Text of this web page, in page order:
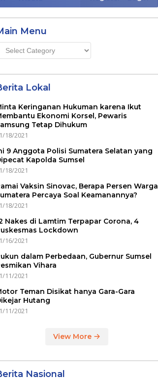
Menu
Main
Lokal
Keringanan Hukuman karena Ikut
Ekonomi Korsel, Pewaris
Tetap Dihukum
18/2021
9 Anggota Polisi Sumatera Selatan yang
Kapolda Sumsel
18/2021
Vaksin Sinovac, Berapa Persen Warga
Percaya Soal Keamanannya?
18/2021
Nakes di Lamtim Terpapar Corona, 4
Lockdown
16/2021
dalam Perbedaan, Gubernur Sumsel
Vihara
11/2021
Teman Disikat hanya Gara-Gara
Hutang
11/2021
View More
Nasional